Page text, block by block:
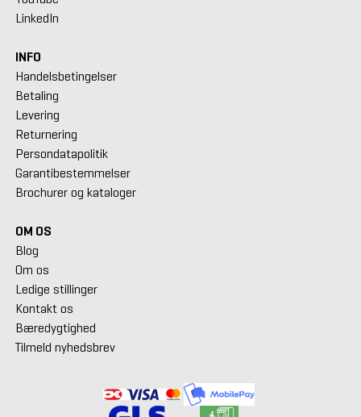
LinkedIn
INFO
Handelsbetingelser
Betaling
Levering
Returnering
Persondatapolitik
Garantibestemmelser
Brochurer og kataloger
OM OS
Blog
Om os
Ledige stillinger
Kontakt os
Bæredygtighed
Tilmeld nyhedsbrev